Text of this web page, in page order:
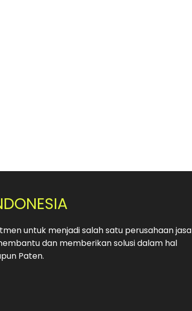
untuk menjadi salah satu perusahaan jasa
dan memberikan solusi dalam hal
Paten.